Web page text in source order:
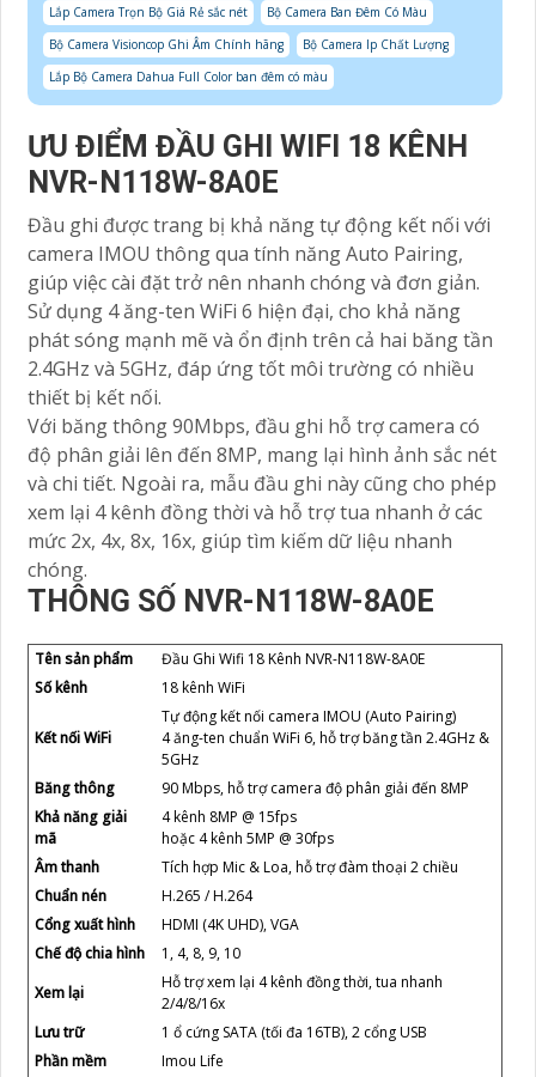
Lắp Camera Trọn Bộ Giá Rẻ sắc nét
Bộ Camera Ban Đêm Có Màu
Bộ Camera Visioncop Ghi Âm Chính hãng
Bộ Camera Ip Chất Lượng
Lắp Bộ Camera Dahua Full Color ban đêm có màu
ƯU ĐIỂM ĐẦU GHI WIFI 18 KÊNH
NVR-N118W-8A0E
Đầu ghi được trang bị khả năng tự động kết nối với
camera IMOU thông qua tính năng Auto Pairing,
giúp việc cài đặt trở nên nhanh chóng và đơn giản.
Sử dụng 4 ăng-ten WiFi 6 hiện đại, cho khả năng
phát sóng mạnh mẽ và ổn định trên cả hai băng tần
2.4GHz và 5GHz, đáp ứng tốt môi trường có nhiều
thiết bị kết nối.
Với băng thông 90Mbps, đầu ghi hỗ trợ camera có
độ phân giải lên đến 8MP, mang lại hình ảnh sắc nét
và chi tiết. Ngoài ra, mẫu đầu ghi này cũng cho phép
xem lại 4 kênh đồng thời và hỗ trợ tua nhanh ở các
mức 2x, 4x, 8x, 16x, giúp tìm kiếm dữ liệu nhanh
chóng.
THÔNG SỐ NVR-N118W-8A0E
Tên sản phẩm
Đầu Ghi Wifi 18 Kênh NVR-N118W-8A0E
Số kênh
18 kênh WiFi
Kết nối WiFi
Tự động kết nối camera IMOU (Auto Pairing)
4 ăng-ten chuẩn WiFi 6, hỗ trợ băng tần 2.4GHz &
5GHz
Băng thông
90 Mbps, hỗ trợ camera độ phân giải đến 8MP
Khả năng giải
mã
4 kênh 8MP @ 15fps
hoặc 4 kênh 5MP @ 30fps
Âm thanh
Tích hợp Mic & Loa, hỗ trợ đàm thoại 2 chiều
Chuẩn nén
H.265 / H.264
Cổng xuất hình
HDMI (4K UHD), VGA
Chế độ chia hình
1, 4, 8, 9, 10
Xem lại
Hỗ trợ xem lại 4 kênh đồng thời, tua nhanh
2/4/8/16x
Lưu trữ
1 ổ cứng SATA (tối đa 16TB), 2 cổng USB
Phần mềm
Imou Life